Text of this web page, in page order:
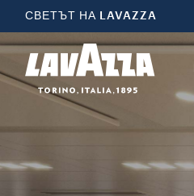
СВЕТЪТ НА LAVAZZA